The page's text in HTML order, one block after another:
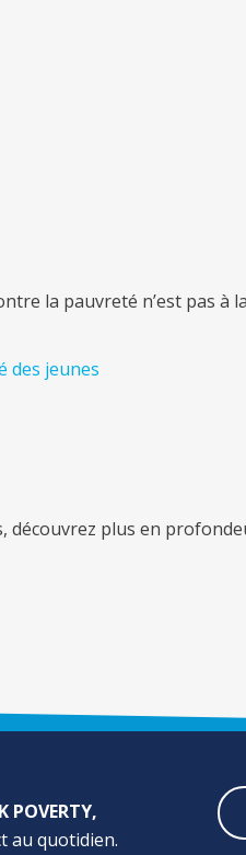
la pauvreté n’est pas à
des jeunes
plus en
POVERTY,
au quotidien.